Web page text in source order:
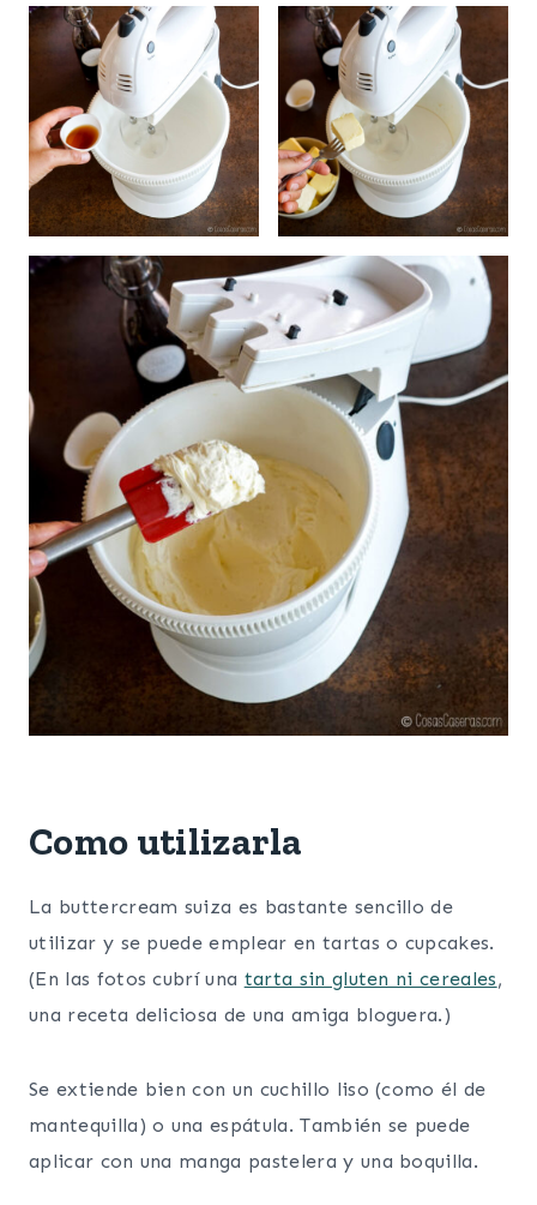
Como utilizarla
La buttercream suiza es bastante sencillo de
utilizar y se puede emplear en tartas o cupcakes.
(En las fotos cubrí una tarta sin gluten ni cereales,
una receta deliciosa de una amiga bloguera.)
Se extiende bien con un cuchillo liso (como él de
mantequilla) o una espátula. También se puede
aplicar con una manga pastelera y una boquilla.